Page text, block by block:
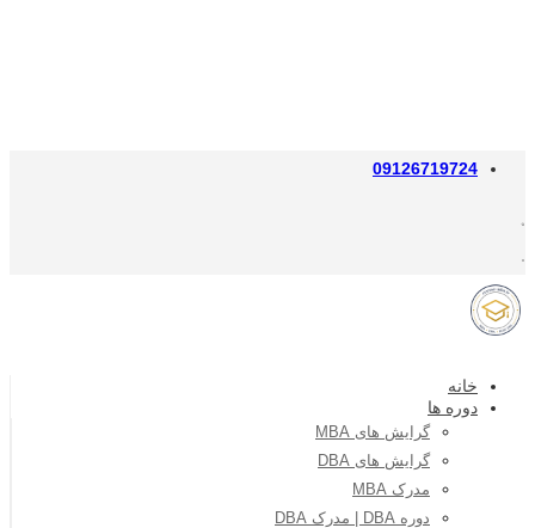
09126719724
خانه
دوره ها
گرایش های MBA
گرایش های DBA
مدرک MBA
دوره DBA | مدرک DBA